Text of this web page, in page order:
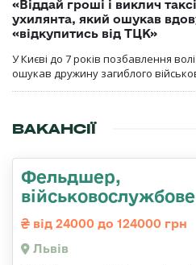
«Віддай гроші і виклич
ухилянта, який ошукав
«відкупитись від ТЦК»
У Києві до 7 років позбавлення
ошукав дружину загиблого
ВАКАНСІЇ
Фельдшер,
від 24000 до 124000 грн
Львів